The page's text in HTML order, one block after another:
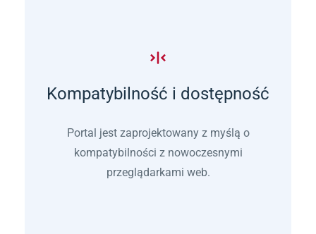
Kompatybilność i dostępność
Portal jest zaprojektowany z myślą o
kompatybilności z nowoczesnymi
przeglądarkami web.